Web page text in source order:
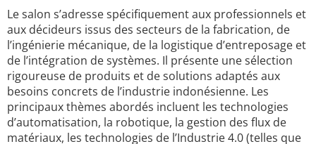
Le salon s’adresse spécifiquement aux professionnels et
aux décideurs issus des secteurs de la fabrication, de
l’ingénierie mécanique, de la logistique d’entreposage et
de l’intégration de systèmes. Il présente une sélection
rigoureuse de produits et de solutions adaptés aux
besoins concrets de l’industrie indonésienne. Les
principaux thèmes abordés incluent les technologies
d’automatisation, la robotique, la gestion des flux de
matériaux, les technologies de l’Industrie 4.0 (telles que